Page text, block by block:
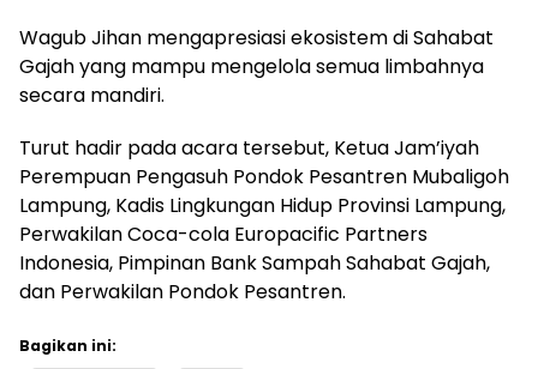
Wagub Jihan mengapresiasi ekosistem di Sahabat
Gajah yang mampu mengelola semua limbahnya
secara mandiri.
Turut hadir pada acara tersebut, Ketua Jam’iyah
Perempuan Pengasuh Pondok Pesantren Mubaligoh
Lampung, Kadis Lingkungan Hidup Provinsi Lampung,
Perwakilan Coca-cola Europacific Partners
Indonesia, Pimpinan Bank Sampah Sahabat Gajah,
dan Perwakilan Pondok Pesantren.
Bagikan ini: